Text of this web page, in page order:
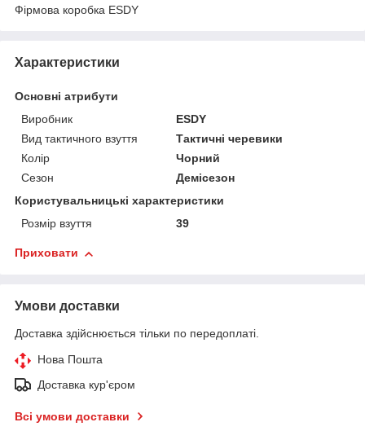
Фірмова коробка ESDY
Характеристики
Основні атрибути
Виробник
ESDY
Вид тактичного взуття
Тактичні черевики
Колір
Чорний
Сезон
Демісезон
Користувальницькі характеристики
Розмір взуття
39
Приховати
Умови доставки
Доставка здійснюється тільки по передоплаті.
Нова Пошта
Доставка кур'єром
Всі умови доставки